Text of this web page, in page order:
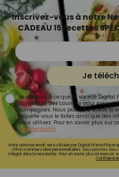
Inscrivez-vous à notre
CADEAU 15 recettes
Je
Je consens à ce que la société Digital
d'ouverture des courriels pour
campagnes. Nous pourrons savoir si
laquelle vous le faites ainsi que des
vous utilisez. Pour en savoir plus sur
confidentialité.
Votre adresse email sera utilisée par Digital Prisma
offres commerciales personnalisées. Vous pourrez
intégré dans la newsletter. Pour en savoir plus et exercer